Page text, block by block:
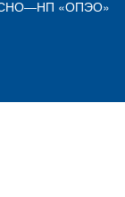
«ОПЭО»